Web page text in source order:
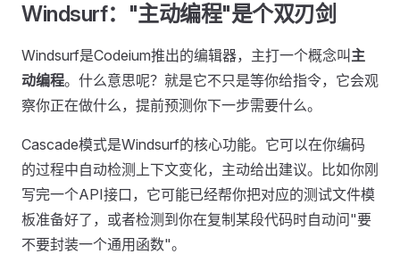
Windsurf："主动编程"是个双刃剑
Windsurf是Codeium推出的编辑器，主打一个概念叫 主
动编程。什么意思呢？就是它不只是等你给指令，它会观
察你正在做什么，提前预测你下一步需要什么。
Cascade模式是Windsurf的核心功能。它可以在你编码
的过程中自动检测上下文变化，主动给出建议。比如你刚
写完一个API接口，它可能已经帮你把对应的测试文件模
板准备好了，或者检测到你在复制某段代码时自动问"要
不要封装一个通用函数"。